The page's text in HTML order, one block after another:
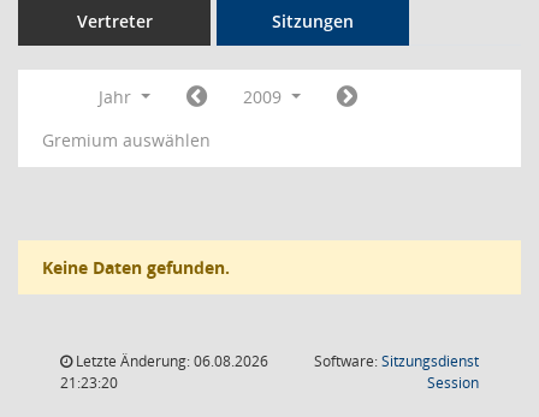
Vertreter Sitzungen
Jahr
2009
Gremium auswählen
Keine Daten gefunden.
Letzte Änderung: 06.08.2026
21:23:20
Software:Sitzungsdienst
Session(Wird in